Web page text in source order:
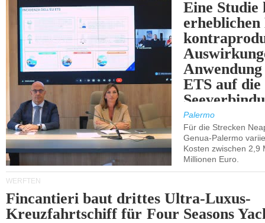
Eine Studie
ETS auf die
Palermo
Für die Strecken
Genua-Palermo
Kosten zwischen 2,9
Millionen Euro.
WERFTEN
Fincantieri baut drittes Ultra-Luxus-
Kreuzfahrtschiff für Four Seasons